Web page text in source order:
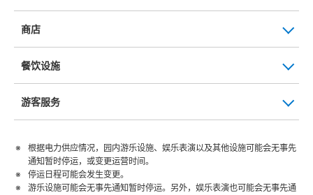
商店
餐饮设施
游客服务
根据电力供应情况，园内游乐设施、娱乐表演以及其他设施可能会无事先
通知暂时停运，或变更运营时间。
停运日程可能会发生变更。
游乐设施可能会无事先通知暂时停运。另外，娱乐表演也可能会无事先通